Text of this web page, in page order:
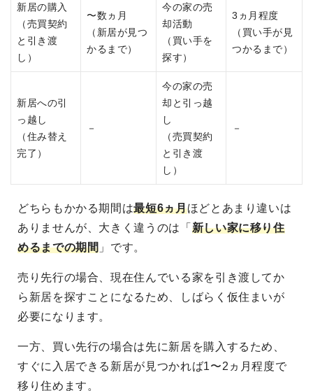
新居の購入
（売買契約
と引き渡
し）
〜数ヵ月
（新居が見つ
かるまで）
今の家の売
却活動
（買い手を
探す）
3ヵ月程度
（買い手が見
つかるまで）
新居への引
っ越し
（住み替え
完了）
－
今の家の売
却と引っ越
し
（売買契約
と引き渡
し）
－
どちらもかかる期間は最短6ヵ月ほどとあまり違いは
ありませんが、大きく違うのは「 新しい家に移り住
めるまでの期間 」です。
売り先行の場合、現在住んでいる家を引き渡してか
ら新居を探すことになるため、しばらく仮住まいが
必要になります。
一方、買い先行の場合は先に新居を購入するため、
すぐに入居できる新居が見つかれば1〜2ヵ月程度で
移り住めます。